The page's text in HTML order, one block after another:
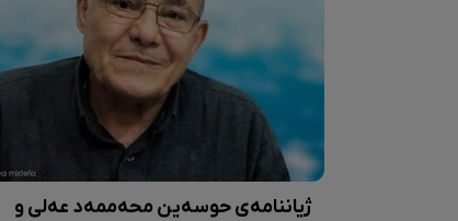
ژیاننامەی حوسەین محەممەد عەلی و